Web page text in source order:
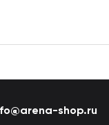
shop.ru